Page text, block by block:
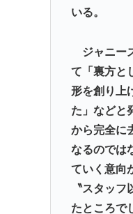
いる。
ジャニー
て「裏方と
形を創り上
た」などと
から完全に
なるのでは
ていく意向
〝スタッ
たところで